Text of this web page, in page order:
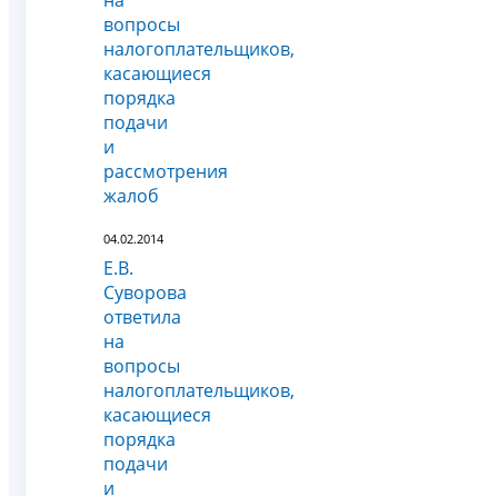
вопросы
налогоплательщиков,
касающиеся
порядка
подачи
и
рассмотрения
жалоб
04.02.2014
Е.В.
Суворова
ответила
на
вопросы
налогоплательщиков,
касающиеся
порядка
подачи
и